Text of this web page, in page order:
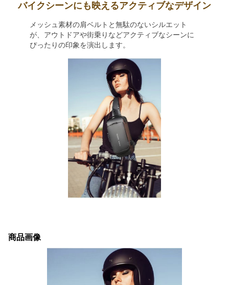
バイクシーンにも映えるアクティブなデザイン
メッシュ素材の肩ベルトと無駄のないシルエット
が、アウトドアや街乗りなどアクティブなシーンに
ぴったりの印象を演出します。
商品画像